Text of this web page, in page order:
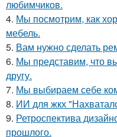
любимчиков.
4. Мы посмотрим, как
мебель.
5. Вам нужно сделать
6. Мы представим, что
другу.
7. Мы выбираем себе
8. ИИ для жкх
9. Ретроспектива
прошлого.